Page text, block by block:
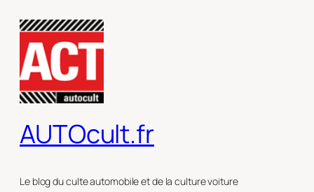
contenu
AUTOcult.fr
Le blog du culte automobile et de la culture voiture